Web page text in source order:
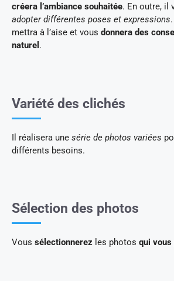
créera l’ambiance souhaitée. En outre, il
adopter différentes poses et expressions
mettra à l’aise et vous donnera des
naturel .
Variété des clichés
Il réalisera une série de photos variées
différents besoins.
Sélection des photos
Vous sélectionnerez les photos qui